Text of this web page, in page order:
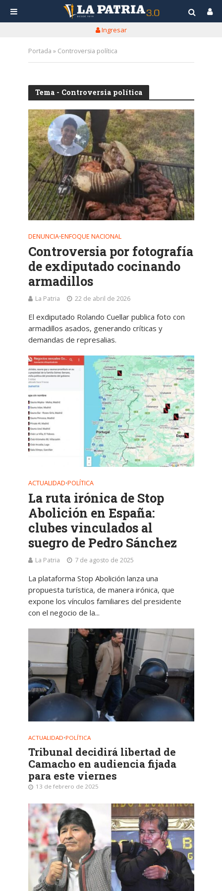
Ingresar
Portada » Controversia política
Tema - Controversia política
DENUNCIA•ENFOQUE NACIONAL
Controversia por fotografía
de exdiputado cocinando
armadillos
La Patria 22 de abril de 2026
El exdiputado Rolando Cuellar publica foto con
armadillos asados, generando críticas y
demandas de represalias.
ACTUALIDAD•POLÍTICA
La ruta irónica de Stop
Abolición en España:
clubes vinculados al
suegro de Pedro Sánchez
La Patria 7 de agosto de 2025
La plataforma Stop Abolición lanza una
propuesta turística, de manera irónica, que
expone los vínculos familiares del presidente
con el negocio de la...
ACTUALIDAD•POLÍTICA
Tribunal decidirá libertad de
Camacho en audiencia fijada
para este viernes
13 de febrero de 2025